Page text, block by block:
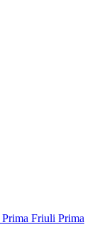
Prima Friuli Prima